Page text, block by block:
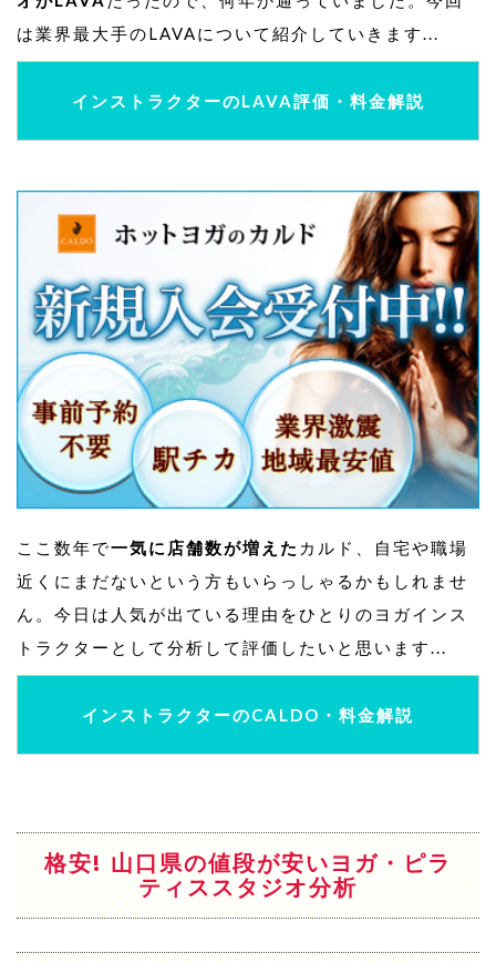
は業界最大手のLAVAについて紹介していきます...
インストラクターのLAVA評価・料金解説
ここ数年で一気に店舗数が増えた カルド、自宅や職場
近くにまだないという方もいらっしゃるかもしれませ
ん。今日は人気が出ている理由をひとりのヨガインス
トラクターとして分析して評価したいと思います...
インストラクターのCALDO・料金解説
格安! 山口県の値段が安いヨガ・ピラ
ティススタジオ分析